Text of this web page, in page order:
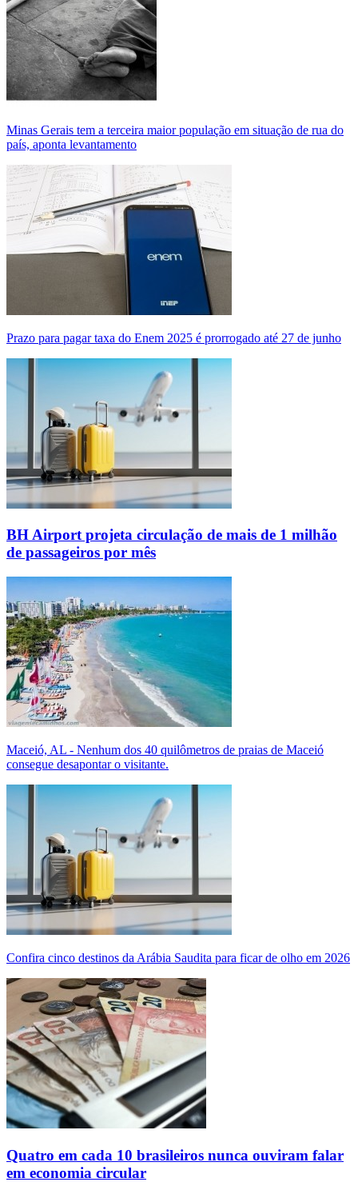
Minas Gerais tem a terceira maior população em situação de rua do
país, aponta levantamento
Prazo para pagar taxa do Enem 2025 é prorrogado até 27 de junho
BH Airport projeta circulação de mais de 1 milhão
de passageiros por mês
Maceió, AL - Nenhum dos 40 quilômetros de praias de Maceió
consegue desapontar o visitante.
Confira cinco destinos da Arábia Saudita para ficar de olho em 2026
Quatro em cada 10 brasileiros nunca ouviram falar
em economia circular